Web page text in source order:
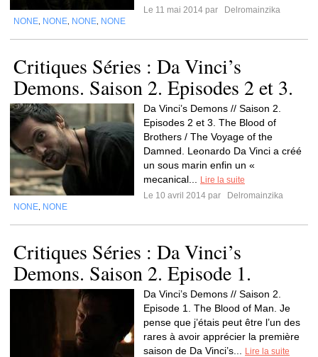
Le 11 mai 2014 par
Delromainzika
NONE NONE NONE NONE
Critiques Séries : Da Vinci’s
Demons. Saison 2. Episodes 2 et 3.
Da Vinci’s Demons // Saison 2.
Episodes 2 et 3. The Blood of
Brothers / The Voyage of the
Damned. Leonardo Da Vinci a créé
un sous marin enfin un «
mecanical...
Lire la suite
Le 10 avril 2014 par
Delromainzika
NONE NONE
Critiques Séries : Da Vinci’s
Demons. Saison 2. Episode 1.
Da Vinci’s Demons // Saison 2.
Episode 1. The Blood of Man. Je
pense que j’étais peut être l’un des
rares à avoir apprécier la première
saison de Da Vinci’s...
Lire la suite